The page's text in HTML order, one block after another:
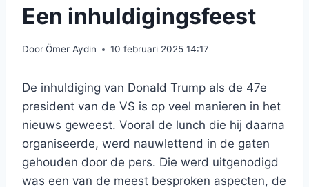
Een inhuldigingsfeest
DoorÖmer Aydin 10 februari 2025 14:17
De inhuldiging van Donald Trump als de 47e
president van de VS is op veel manieren in het
nieuws geweest. Vooral de lunch die hij daarna
organiseerde, werd nauwlettend in de gaten
gehouden door de pers. Die werd uitgenodigd
was een van de meest besproken aspecten, de